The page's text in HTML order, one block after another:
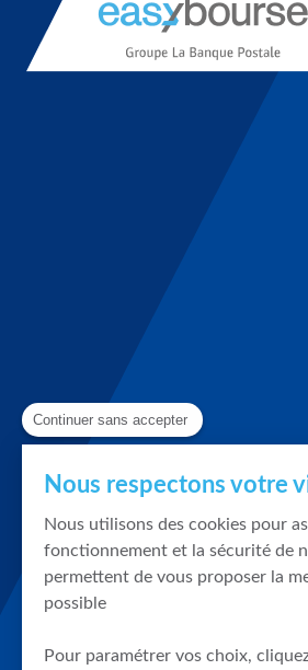
Continuer sans accepter
Nous respectons votre
Nous utilisons des cookies pour
fonctionnement et la sécurité de
permettent de vous proposer la
possible
Pour paramétrer vos choix,